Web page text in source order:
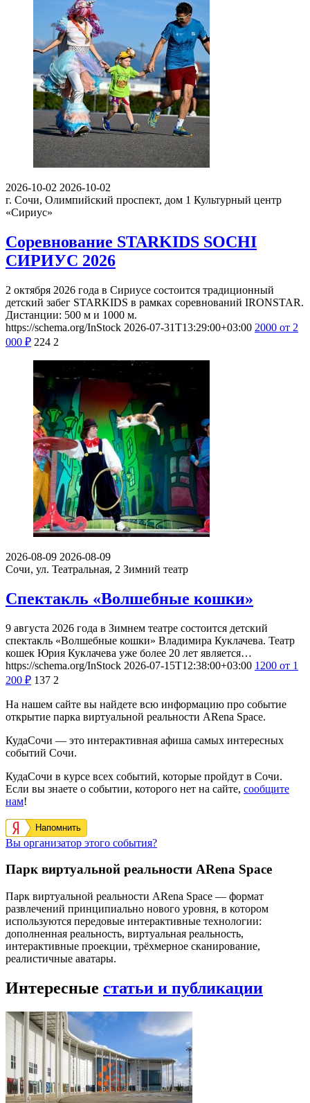
2026-10-02 2026-10-02
г. Сочи, Олимпийский проспект, дом 1 Культурный центр
«Сириус»
Соревнование STARKIDS SOCHI
СИРИУС 2026
2 октября 2026 года в Сириусе состоится традиционный
детский забег STARKIDS в рамках соревнований IRONSTAR.
Дистанции: 500 м и 1000 м.
https://schema.org/InStock 2026-07-31T13:29:00+03:00 2000 от 2
000 ₽ 224 2
2026-08-09 2026-08-09
Сочи, ул. Театральная, 2 Зимний театр
Спектакль «Волшебные кошки»
9 августа 2026 года в Зимнем театре состоится детский
спектакль «Волшебные кошки» Владимира Куклачева. Театр
кошек Юрия Куклачева уже более 20 лет является…
https://schema.org/InStock 2026-07-15T12:38:00+03:00 1200 от 1
200 ₽ 137 2
На нашем сайте вы найдете всю информацию про событие
открытие парка виртуальной реальности ARena Space.
КудаСочи — это интерактивная афиша самых интересных
событий Сочи.
КудаСочи в курсе всех событий, которые пройдут в Сочи.
Если вы знаете о событии, которого нет на сайте, сообщите
нам!
Напомнить
Вы организатор этого события?
Парк виртуальной реальности ARena Space
Парк виртуальной реальности ARena Space — формат
развлечений принципиально нового уровня, в котором
используются передовые интерактивные технологии:
дополненная реальность, виртуальная реальность,
интерактивные проекции, трёхмерное сканирование,
реалистичные аватары.
Интересные статьи и публикации